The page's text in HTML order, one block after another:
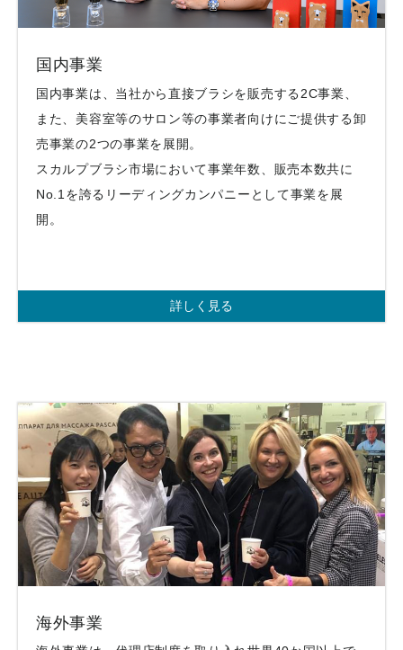
国内事業
国内事業は、当社から直接ブラシを販売する2C事業、
また、美容室等のサロン等の事業者向けにご提供する卸
売事業の2つの事業を展開。
スカルプブラシ市場において事業年数、販売本数共に
No.1を誇るリーディングカンパニーとして事業を展
開。
詳しく見る
海外事業